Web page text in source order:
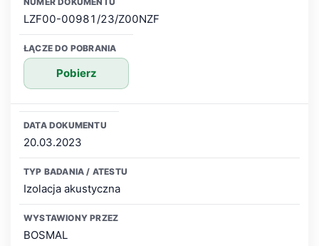
LZF00-00981/23/Z00NZF
Pobierz
20.03.2023
Izolacja akustyczna
BOSMAL